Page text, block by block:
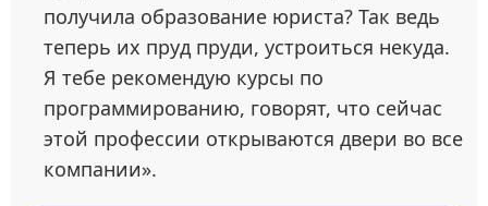
получила образование юриста? Так ведь
теперь их пруд пруди, устроиться некуда.
Я тебе рекомендую курсы по
программированию, говорят, что сейчас
этой профессии открываются двери во все
компании».